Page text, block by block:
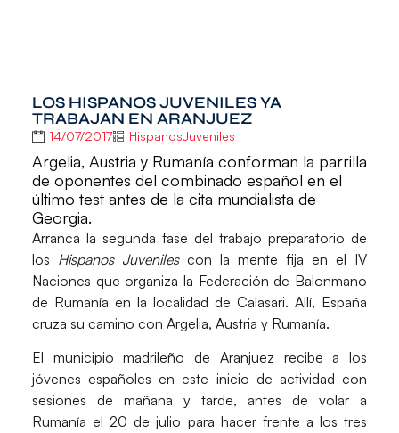
LOS HISPANOS JUVENILES YA
TRABAJAN EN ARANJUEZ
14/07/2017 HispanosJuveniles
Argelia, Austria y Rumanía conforman la parrilla
de oponentes del combinado español en el
último test antes de la cita mundialista de
Georgia.
Arranca la segunda fase del trabajo preparatorio de
los Hispanos Juveniles con la mente fija en el IV
Naciones que organiza la Federación de Balonmano
de Rumanía en la localidad de Calasari. Allí, España
cruza su camino con Argelia, Austria y Rumanía.
El municipio madrileño de Aranjuez recibe a los
jóvenes españoles en este inicio de actividad con
sesiones de mañana y tarde, antes de volar a
Rumanía el 20 de julio para hacer frente a los tres